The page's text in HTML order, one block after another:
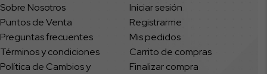
Sobre Nosotros
Puntos de Venta
Preguntas frecuentes
Términos y condiciones
Política de Cambios y
Iniciar sesión
Registrarme
Mis pedidos
Carrito de compras
Finalizar compra